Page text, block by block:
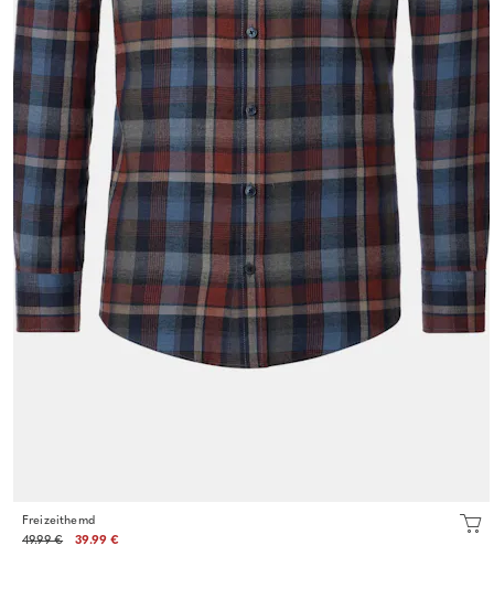
Freizeithemd
49.99 €
39.99 €